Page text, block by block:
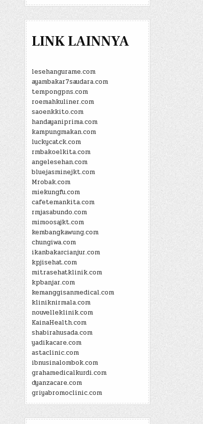
LINK LAINNYA
lesehangurame.com
ayambakar7saudara.com
tempongpns.com
roemahkuliner.com
saoenkkito.com
handayaniprima.com
kampungmakan.com
luckycatck.com
rmbakoelkita.com
angelesehan.com
bluejasminejkt.com
Mrobak.com
miekungfu.com
cafetemankita.com
rmjasabundo.com
mimoosajkt.com
kembangkawung.com
chungiwa.com
ikanbakarcianjur.com
kpjisehat.com
mitrasehatklinik.com
kpbanjar.com
kemanggisanmedical.com
kliniknirmala.com
nouvelleklinik.com
KainaHealth.com
shabirahusada.com
yadikacare.com
astaclinic.com
ibnusinalombok.com
grahamedicalkurdi.com
dyanzacare.com
griyabromoclinic.com